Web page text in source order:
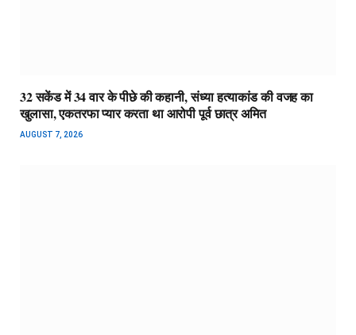
32 सकेंड में 34 वार के पीछे की कहानी, संध्या हत्याकांड की वजह का
खुलासा, एकतरफा प्यार करता था आरोपी पूर्व छात्र अमित
AUGUST 7, 2026